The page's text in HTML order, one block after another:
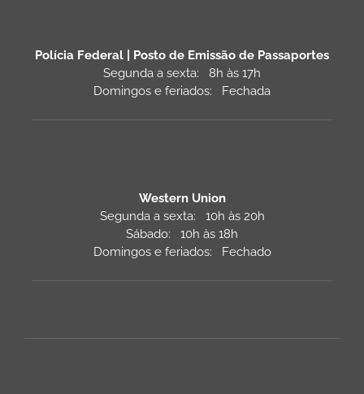
Polícia Federal | Posto de Emissão de Passaportes
Segunda a sexta: 8h às 17h
Domingos e feriados: Fechada
Western Union
Segunda a sexta: 10h às 20h
Sábado: 10h às 18h
Domingos e feriados: Fechado